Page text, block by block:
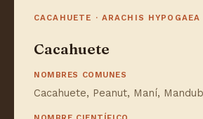
CACAHUETE · ARACHIS HYPOGAEA
Cacahuete
NOMBRES COMUNES
Cacahuete, Peanut, Maní,